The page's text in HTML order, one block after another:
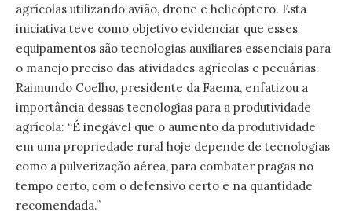
agrícolas utilizando avião, drone e helicóptero. Esta
iniciativa teve como objetivo evidenciar que esses
equipamentos são tecnologias auxiliares essenciais para
o manejo preciso das atividades agrícolas e pecuárias.
Raimundo Coelho, presidente da Faema, enfatizou a
importância dessas tecnologias para a produtividade
agrícola: “É inegável que o aumento da produtividade
em uma propriedade rural hoje depende de tecnologias
como a pulverização aérea, para combater pragas no
tempo certo, com o defensivo certo e na quantidade
recomendada.”